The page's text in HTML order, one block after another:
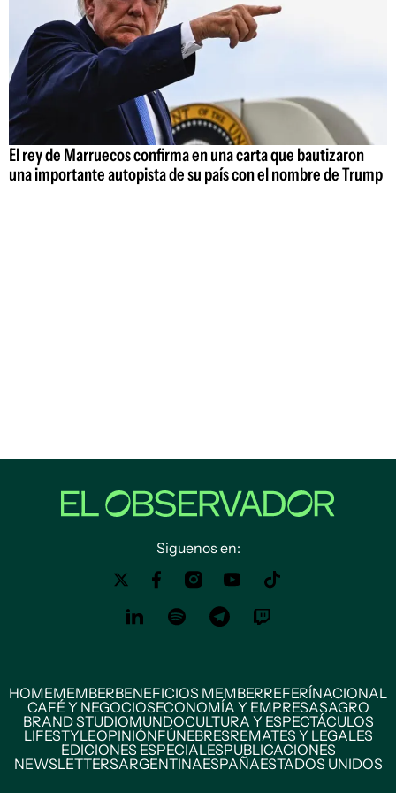
El rey de Marruecos confirma en una carta que bautizaron
una importante autopista de su país con el nombre de Trump
Siguenos en:
HOMEMEMBERBENEFICIOS MEMBERREFERÍNACIONAL
CAFÉ Y NEGOCIOSECONOMÍA Y EMPRESASAGRO
BRAND STUDIOMUNDOCULTURA Y ESPECTÁCULOS
LIFESTYLEOPINIÓNFÚNEBRESREMATES Y LEGALES
EDICIONES ESPECIALESPUBLICACIONES
NEWSLETTERSARGENTINAESPAÑAESTADOS UNIDOS